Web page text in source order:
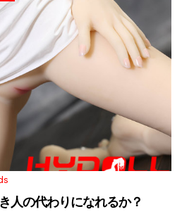
人の代わりになれるか？